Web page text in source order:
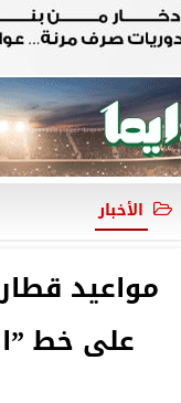
الأخبار
مواعيد
على خط